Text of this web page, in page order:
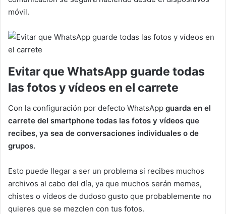
móvil.
Evitar que WhatsApp guarde todas
las fotos y vídeos en el carrete
Con la configuración por defecto WhatsApp guarda en el
carrete del smartphone todas las fotos y vídeos que
recibes, ya sea de conversaciones individuales o de
grupos.
Esto puede llegar a ser un problema si recibes muchos
archivos al cabo del día, ya que muchos serán memes,
chistes o vídeos de dudoso gusto que probablemente no
quieres que se mezclen con tus fotos.